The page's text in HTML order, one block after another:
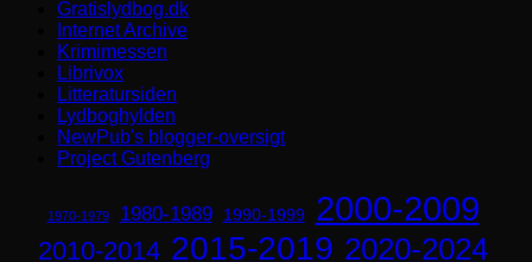
Gratislydbog.dk
Internet Archive
Krimimessen
Librivox
Litteratursiden
Lydboghylden
NewPub's blogger-oversigt
Project Gutenberg
1970-1979 1980-1989 1990-1999 2000-2009
2010-2014 2015-2019 2020-2024